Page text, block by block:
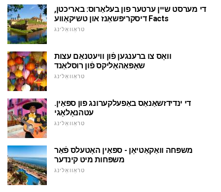
די מערסט שיין ערטער פון בעלאַרוס: באריכטן,
דיסקריפּשאַנז און טשיקאַווע Facts
טראַוואַלינג
וואָס צו ברענגען פֿון וויעטנאַם עצות
שאָפּאַהאָליקס פֿון רוסלאַנד
טראַוואַלינג
די ינדידזשאַנאַס באַפעלקערונג פון ספּאַין.
עטהנאָלאָגי
טראַוואַלינג
משפּחה וואַקאַטיאָן - ספּאַין האָטעלס פֿאַר
משפּחות מיט קינדער
טראַוואַלינג